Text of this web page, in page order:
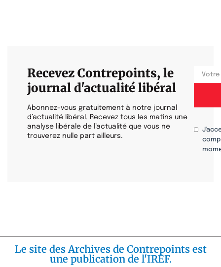
Recevez Contrepoints, le
journal d'actualité libéral
Abonnez-vous gratuitement à notre journal
d’actualité libéral. Recevez tous les matins une
analyse libérale de l’actualité que vous ne
trouverez nulle part ailleurs.
Le site des Archives de Contrepoints est
une publication de l'IREF.